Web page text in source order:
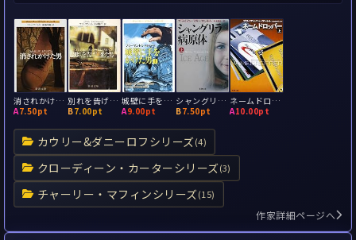
カウリー&ダニーロフシリーズ(4)
クローディーン・カーターシリーズ(3)
チャーリー・マフィンシリーズ(15)
消されかけた男
A7.50pt
別れを告げに来た男
B7.00pt
城壁に手をかけた男
A9.00pt
シャングリラ病原体
B7.50pt
ネームドロッパー
A10.00pt
作家詳細ページへ